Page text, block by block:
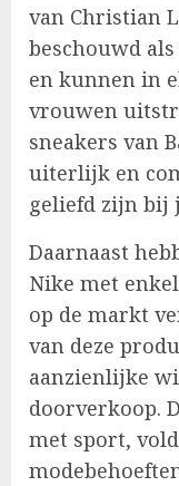
van Christian
beschouwd
en kunnen in
vrouwen
sneakers van
uiterlijk en
geliefd zijn bij
Daarnaast
Nike met
op de markt
van deze
aanzienlijke
doorverkoop.
met sport,